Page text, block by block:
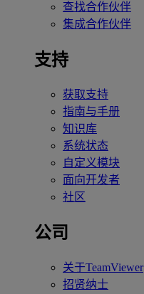
查找合作伙伴
集成合作伙伴
支持
获取支持
指南与手册
知识库
系统状态
自定义模块
面向开发者
社区
公司
关于TeamViewer
招贤纳士